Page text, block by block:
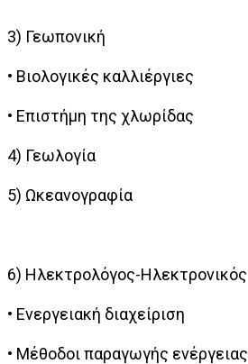
3) Γεωπονική
• Βιολογικές καλλιέργιες
• Επιστήμη της χλωρίδας
4) Γεωλογία
5) Ωκεανογραφία
6) Ηλεκτρολόγος-Ηλεκτρονικός
• Ενεργειακή διαχείριση
• Μέθοδοι παραγωγής ενέργειας